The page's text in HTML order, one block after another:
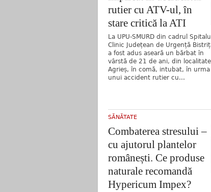
rutier cu ATV-ul, în
stare critică la ATI
La UPU-SMURD din cadrul
Clinic Județean de Urgență
a fost adus aseară un bărbat în
vârstă de 21 de ani, din
Agrieș, în comă, intubat, în urma
unui accident rutier cu...
SĂNĂTATE
Combaterea stresului –
cu ajutorul plantelor
românești. Ce produse
naturale recomandă
Hypericum Impex?